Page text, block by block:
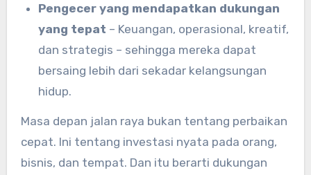
Pengecer yang mendapatkan dukungan
yang tepat – Keuangan, operasional, kreatif,
dan strategis – sehingga mereka dapat
bersaing lebih dari sekadar kelangsungan
hidup.
Masa depan jalan raya bukan tentang perbaikan
cepat. Ini tentang investasi nyata pada orang,
bisnis, dan tempat. Dan itu berarti dukungan